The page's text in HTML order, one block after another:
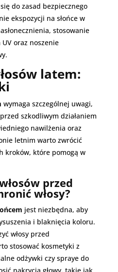
do zasad bezpiecznego
ekspozycji na słońce w
stosowanie
oraz noszenie
latem:
wymaga szczególnej uwagi,
szkodliwym działaniem
nawilżenia oraz
letnim warto zwrócić
kroków, które pomogą w
przed
włosy?
jest niezbędna, aby
i blaknięcia koloru.
włosy przed
stosować kosmetyki z
odżywki czy spraye do